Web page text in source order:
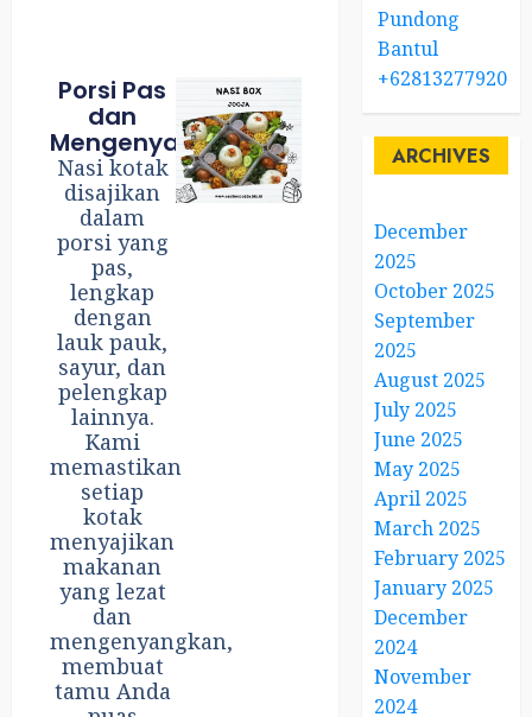
Porsi Pas
dan
Mengenyangkan
Nasi kotak
disajikan
dalam
porsi yang
pas,
lengkap
dengan
lauk pauk,
sayur, dan
pelengkap
lainnya.
Kami
memastikan
setiap
kotak
menyajikan
makanan
yang lezat
dan
mengenyangkan,
membuat
tamu Anda
Pundong
Bantul
+6281327792084
ARCHIVES
December
2025
October 2025
September
2025
August 2025
July 2025
June 2025
May 2025
April 2025
March 2025
February 2025
January 2025
December
2024
November
2024